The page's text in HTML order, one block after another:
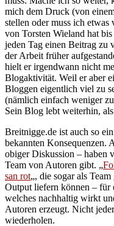
mich dem Druck (von
stellen oder muss ich etwas
von Torsten Wieland hat
jeden Tag einen Beitrag zu
der Arbeit früher
hielt er irgendwann nicht
Blogaktivität. Weil er aber
Bloggen eigentlich viel zu
(nämlich einfach weniger
Sein Blog lebt weiterhin,
Breitnigge.de ist auch so
bekannten Konsequenzen.
obiger Diskussion – haben
Team von Autoren gibt. „
san rot„, die sogar als
Output liefern können – für
welches nachhaltig wirkt
Autoren erzeugt. Nicht
wiederholen.